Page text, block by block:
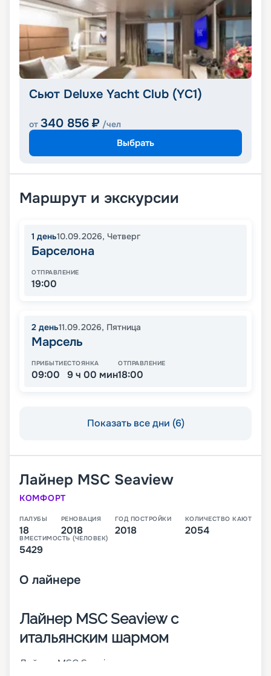
Сьют Deluxe Yacht Club (YC1)
от 340 856 ₽ /чел
Выбрать
Маршрут и экскурсии
1 день10.09.2026, Четверг
Барселона
ОТПРАВЛЕНИЕ
19:00
2 день11.09.2026, Пятница
Марсель
ПРИБЫТИЕ
09:00
СТОЯНКА
9 ч 00 мин
ОТПРАВЛЕНИЕ
18:00
Показать все дни (6)
Лайнер MSC Seaview
КОМФОРТ
ПАЛУБЫ
18
РЕНОВАЦИЯ
2018
ГОД ПОСТРОЙКИ
2018
КОЛИЧЕСТВО КАЮТ
2054
ВМЕСТИМОСТЬ (ЧЕЛОВЕК)
5429
О лайнере
Лайнер MSC Seaview с
итальянским шармом
Лайнер MSC Seaview – это второе судно класса